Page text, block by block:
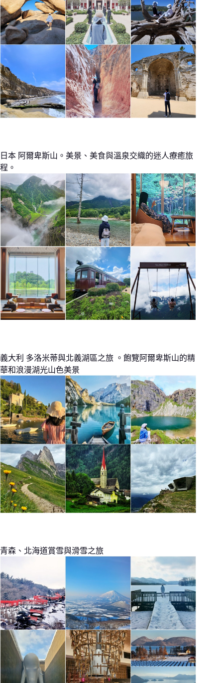
日本 阿爾卑斯山。美景、美食與溫泉交織的迷人療癒旅
程。
義大利 多洛米蒂與北義湖區之旅 。飽覽阿爾卑斯山的精
華和浪漫湖光山色美景
青森、北海道賞雪與滑雪之旅